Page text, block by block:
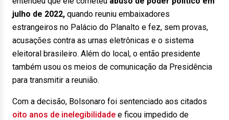
julho de 2022, quando reuniu embaixadores
estrangeiros no Palácio do Planalto e fez, sem provas,
acusações contra as urnas eletrônicas e o sistema
eleitoral brasileiro. Além do local, o então presidente
também usou os meios de comunicação da Presidência
para transmitir a reunião.
Com a decisão, Bolsonaro foi sentenciado aos citados
oito anos de inelegibilidade e ficou impedido de